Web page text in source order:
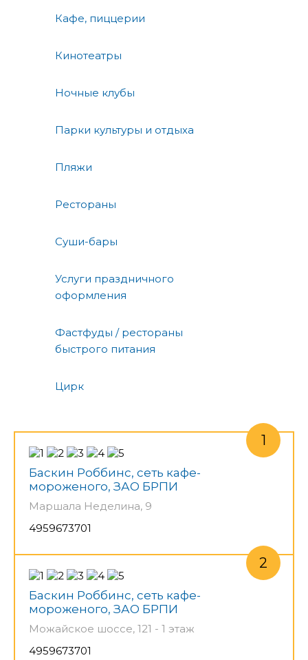
Кафе, пиццерии
Кинотеатры
Ночные клубы
Парки культуры и отдыха
Пляжи
Рестораны
Суши-бары
Услуги праздничного
оформления
Фастфуды / рестораны
быстрого питания
Цирк
Баскин Роббинс, сеть кафе-
мороженого, ЗАО БРПИ
Маршала Неделина, 9
4959673701
Баскин Роббинс, сеть кафе-
мороженого, ЗАО БРПИ
Можайское шоссе, 121 - 1 этаж
4959673701